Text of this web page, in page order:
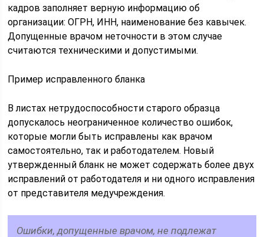
кадров заполняет верную информацию об
организации: ОГРН, ИНН, наименование без кавычек.
Допущенные врачом неточности в этом случае
считаются техническими и допустимыми.
Пример исправленного бланка
В листах нетрудоспособности старого образца
допускалось неограниченное количество ошибок,
которые могли быть исправлены как врачом
самостоятельно, так и работодателем. Новый
утвержденный бланк не может содержать более двух
исправлений от работодателя и ни одного исправления
от представителя медучреждения.
Ошибки, допущенные врачом, не подлежат